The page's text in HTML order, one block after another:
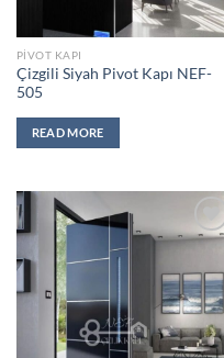
PIVOT KAPI
Çizgili Siyah Pivot Kapı NEF-
505
READ MORE
Add to
wishlist